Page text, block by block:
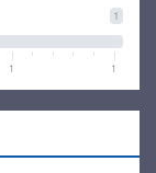
1
1 1